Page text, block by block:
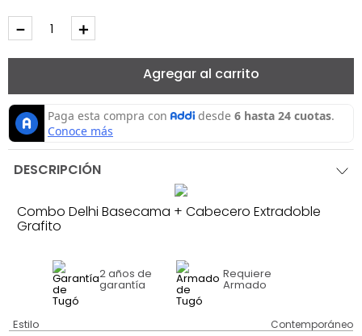
＋
－
Agregar al carrito
DESCRIPCIÓN
Combo Delhi Basecama + Cabecero Extradoble
Grafito
2 años de
garantía
Requiere
Armado
Estilo Contemporáneo